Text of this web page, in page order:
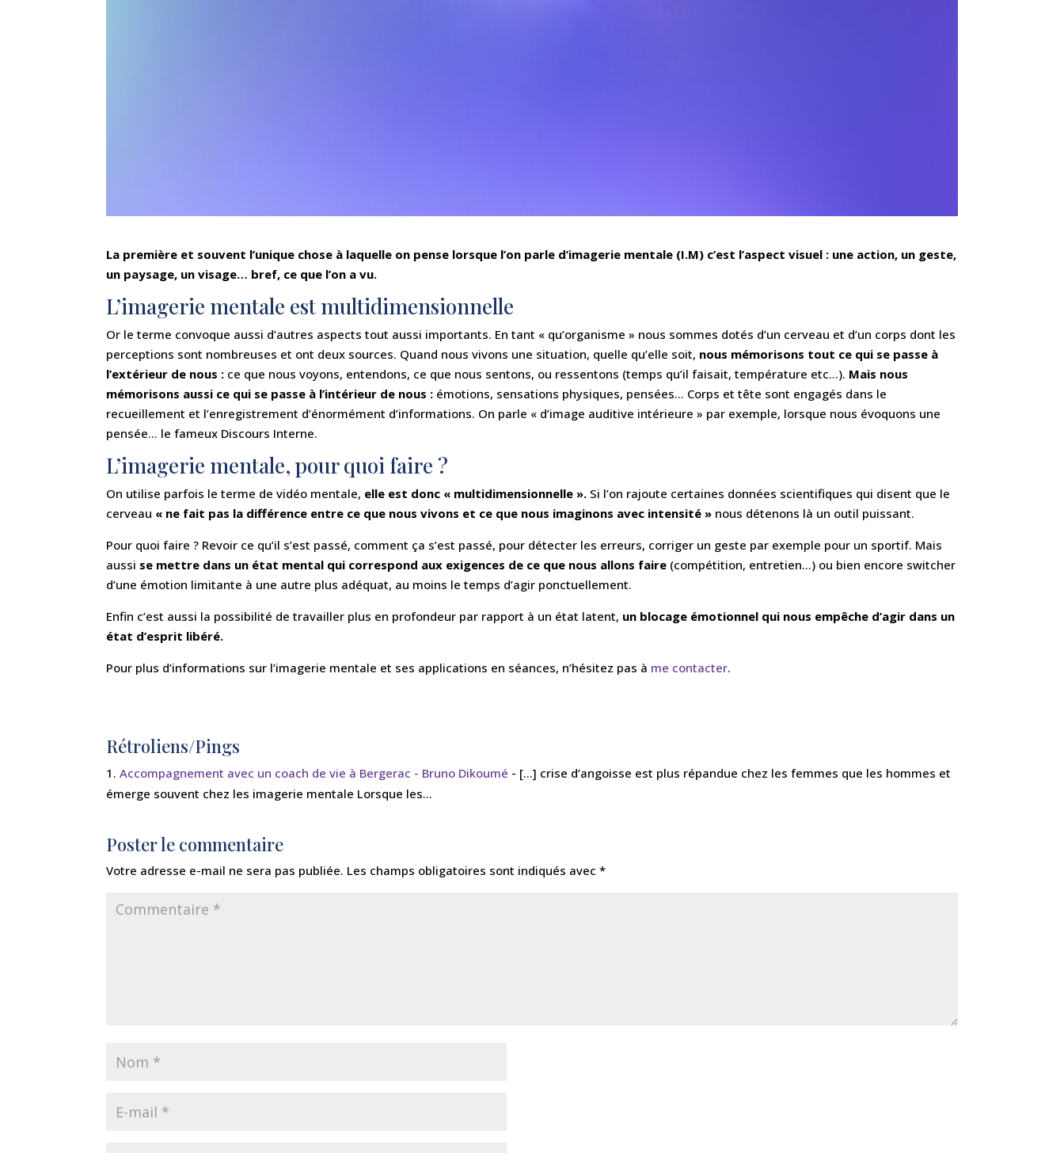
La première et souvent l’unique chose à laquelle on pense lorsque l’on parle d’imagerie mentale (I.M) c’est l’aspect visuel : une action, un geste,
un paysage, un visage… bref, ce que l’on a vu.
L’imagerie mentale est multidimensionnelle
Or le terme convoque aussi d’autres aspects tout aussi importants. En tant « qu’organisme » nous sommes dotés d’un cerveau et d’un corps dont les
perceptions sont nombreuses et ont deux sources. Quand nous vivons une situation, quelle qu’elle soit, nous mémorisons tout ce qui se passe à
l’extérieur de nous : ce que nous voyons, entendons, ce que nous sentons, ou ressentons (temps qu’il faisait, température etc…). Mais nous
mémorisons aussi ce qui se passe à l’intérieur de nous : émotions, sensations physiques, pensées… Corps et tête sont engagés dans le
recueillement et l’enregistrement d’énormément d’informations. On parle « d’image auditive intérieure » par exemple, lorsque nous évoquons une
pensée… le fameux Discours Interne.
L’imagerie mentale, pour quoi faire ?
On utilise parfois le terme de vidéo mentale, elle est donc « multidimensionnelle ». Si l’on rajoute certaines données scientifiques qui disent que le
cerveau « ne fait pas la différence entre ce que nous vivons et ce que nous imaginons avec intensité » nous détenons là un outil puissant.
Pour quoi faire ? Revoir ce qu’il s’est passé, comment ça s’est passé, pour détecter les erreurs, corriger un geste par exemple pour un sportif. Mais
aussi se mettre dans un état mental qui correspond aux exigences de ce que nous allons faire (compétition, entretien…) ou bien encore switcher
d’une émotion limitante à une autre plus adéquat, au moins le temps d’agir ponctuellement.
Enfin c’est aussi la possibilité de travailler plus en profondeur par rapport à un état latent, un blocage émotionnel qui nous empêche d’agir dans un
état d’esprit libéré.
Pour plus d’informations sur l’imagerie mentale et ses applications en séances, n’hésitez pas à me contacter.
Rétroliens/Pings
Accompagnement avec un coach de vie à Bergerac - Bruno Dikoumé - […] crise d’angoisse est plus répandue chez les femmes que les hommes et
émerge souvent chez les imagerie mentale Lorsque les…
Poster le commentaire
Votre adresse e-mail ne sera pas publiée. Les champs obligatoires sont indiqués avec*